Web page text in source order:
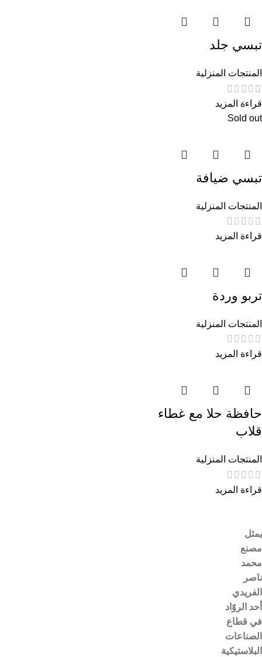
تبسي جلد
المنتجات المنزلية
قراءة المزيد
Sold out
تبسي ضيافة
المنتجات المنزلية
قراءة المزيد
تربو وردة
المنتجات المنزلية
قراءة المزيد
حافظة حلا مع غطاء
قلاب
المنتجات المنزلية
قراءة المزيد
يمثل
مصنع
محمد
ناصر
الفريدي
أحد الروّاد
في قطاع
الصناعات
البلاستيكية